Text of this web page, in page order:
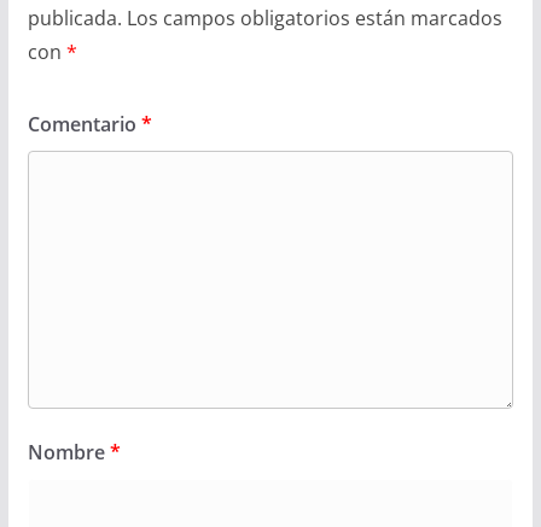
publicada. Los campos obligatorios están marcados
con *
Comentario *
Nombre*